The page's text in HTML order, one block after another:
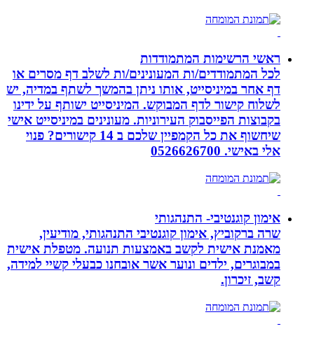
ראשי הרשימות המתמודדות
לכל המתמודדים/ות המעונינים/ות לשלב דף מסרים או
דף אחר במיניסייט, אותו ניתן בהמשך לשתף במדיה, יש
לשלוח קישור לדף המבוקש. המיניסייט ישותף על ידינו
בקבוצות הפייסבוק העירוניות. מעונינים במיניסייט אישי
שיחשוף את כל הקמפיין שלכם ב 14 קישורים? פנוי
אלי באישי. 0526626700
אימון קוגנטיבי- התנהגותי
שרה ברקוביץ, אימון קוגנטיבי התנהגותי, מודיעין,
מאמנת אישית לקשב באמצעות תנועה. מטפלת אישית
במבוגרים, ילדים ונוער אשר אובחנו כבעלי קשיי למידה,
קשב, זיכרון.